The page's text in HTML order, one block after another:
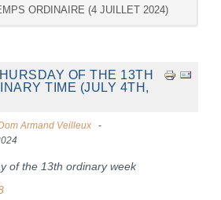
ORDINAIRE (4 JUILLET 2024)
OF THE 13TH
TIME (JULY 4TH,
Armand Veilleux
of the 13th ordinary week